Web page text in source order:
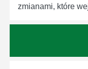
zmianami, które